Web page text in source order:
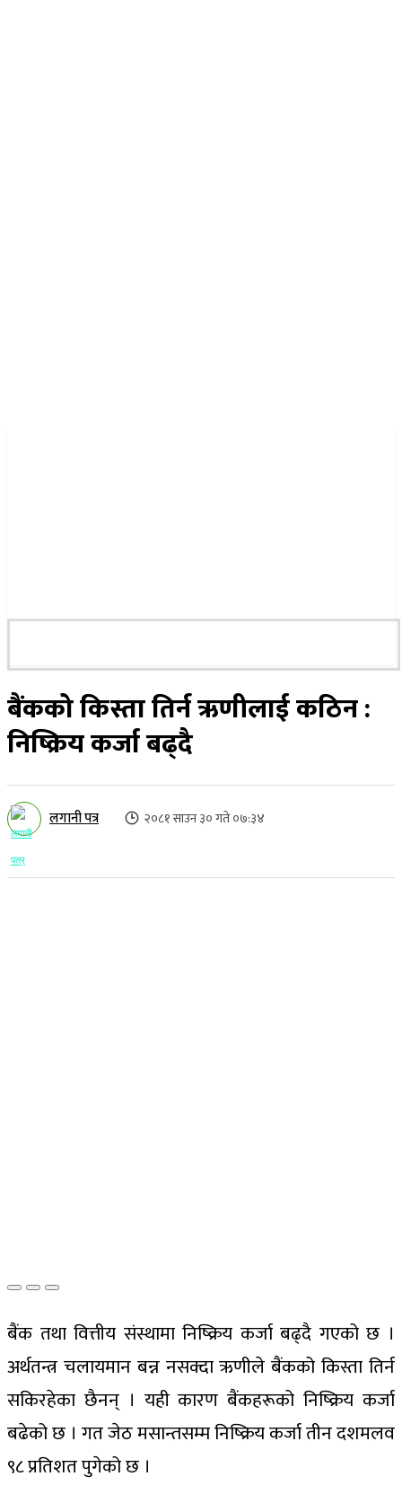
बैंकको किस्ता तिर्न ऋणीलाई कठिन :
निष्क्रिय कर्जा बढ्दै
लगानी पत्र २०८१ साउन ३० गते ०७:३४
बैंक तथा वित्तीय संस्थामा निष्क्रिय कर्जा बढ्दै गएको छ ।
अर्थतन्त्र चलायमान बन्न नसक्दा ऋणीले बैंकको किस्ता तिर्न
सकिरहेका छैनन् । यही कारण बैंकहरूको निष्क्रिय कर्जा
बढेको छ । गत जेठ मसान्तसम्म निष्क्रिय कर्जा तीन दशमलव
९८ प्रतिशत पुगेको छ ।